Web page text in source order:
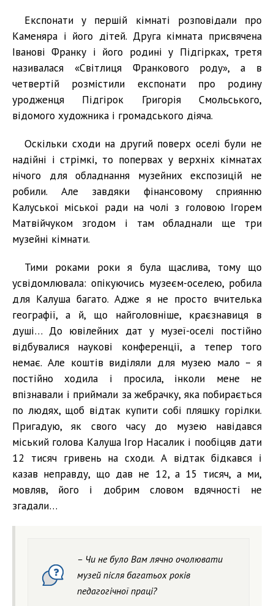
Експонати у першій кімнаті розповідали про
Каменяра і його дітей. Друга кімната присвячена
Іванові Франку і його родині у Підгірках, третя
називалася «Світлиця Франкового роду», а в
четвертій розмістили експонати про родину
уродженця Підгірок Григорія Смольського,
відомого художника і громадського діяча.
Оскільки сходи на другий поверх оселі були не
надійні і стрімкі, то попервах у верхніх кімнатах
нічого для обладнання музейних експозицій не
робили. Але завдяки фінансовому сприянню
Калуської міської ради на чолі з головою Ігорем
Матвійчуком згодом і там обладнали ще три
музейні кімнати.
Тими роками роки я була щаслива, тому що
усвідомлювала: опікуючись музеєм-оселею, робила
для Калуша багато. Адже я не просто вчителька
географії, а й, що найголовніше, краєзнавиця в
душі… До ювілейних дат у музеї-оселі постійно
відбувалися наукові конференції, а тепер того
немає. Але коштів виділяли для музею мало – я
постійно ходила і просила, інколи мене не
впізнавали і приймали за жебрачку, яка побирається
по людях, щоб відтак купити собі пляшку горілки.
Пригадую, як свого часу до музею навідався
міський голова Калуша Ігор Насалик і пообіцяв дати
12 тисяч гривень на сходи. А відтак бідкався і
казав неправду, що дав не 12, а 15 тисяч, а ми,
мовляв, його і добрим словом вдячності не
згадали…
– Чи не було Вам лячно очолювати
музей після багатьох років
педагогічної праці?